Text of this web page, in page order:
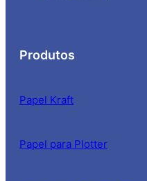
Produtos
Papel Kraft
Papel para Plotter